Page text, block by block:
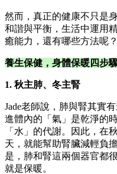
然而，真正的健康不只是
和諧與平衡，生活中運用
癒能力，還有哪些方法呢？
養生保健，身體保暖四步
1. 秋主肺、冬主腎
Jade老師說，肺與腎其實
進體內的「氣」是乾淨的
「水」的代謝。因此，在
天，就能幫助腎臟減輕負
是，肺和腎這兩個器官都
就是保暖。